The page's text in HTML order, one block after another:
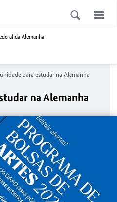
da Alemanha
para estudar na Alemanha
na Alemanha